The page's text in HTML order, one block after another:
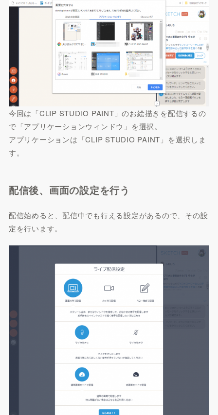
今回は「CLIP STUDIO PAINT」のお絵描きを配信するの
で「アプリケーションウィンドウ」を選択。
アプリケーションは「CLIP STUDIO PAINT」を選択しま
す。
配信後、画面の設定を行う
配信始めると、配信中でも行える設定があるので、その設
定を行います。